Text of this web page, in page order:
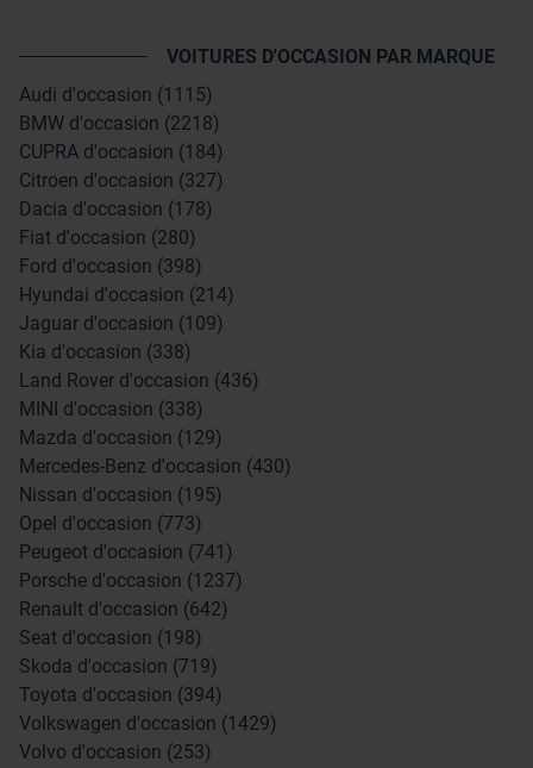
VOITURES D'OCCASION PAR MARQUE
Audi d'occasion (1115)
BMW d'occasion (2218)
CUPRA d'occasion (184)
Citroen d'occasion (327)
Dacia d'occasion (178)
Fiat d'occasion (280)
Ford d'occasion (398)
Hyundai d'occasion (214)
Jaguar d'occasion (109)
Kia d'occasion (338)
Land Rover d'occasion (436)
MINI d'occasion (338)
Mazda d'occasion (129)
Mercedes-Benz d'occasion (430)
Nissan d'occasion (195)
Opel d'occasion (773)
Peugeot d'occasion (741)
Porsche d'occasion (1237)
Renault d'occasion (642)
Seat d'occasion (198)
Skoda d'occasion (719)
Toyota d'occasion (394)
Volkswagen d'occasion (1429)
Volvo d'occasion (253)